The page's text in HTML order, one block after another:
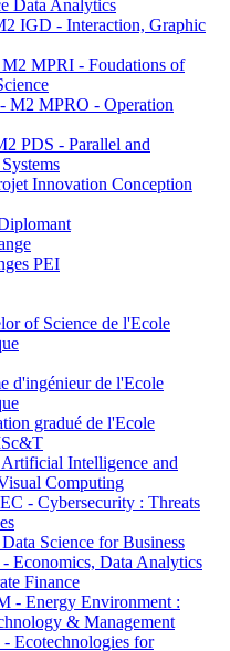
Data Analytics
IGD - Interaction, Graphic
MPRI - Foudations of
M2 MPRO - Operation
PDS - Parallel and
Innovation Conception
PEI
of Science de l'Ecole
d'ingénieur de l'Ecole
gradué de l'Ecole
Intelligence and
Computing
- Cybersecurity : Threats
Science for Business
Economics, Data Analytics
Finance
- Energy Environment :
& Management
Ecotechnologies for